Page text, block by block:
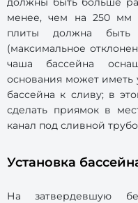
менее, чем на 250 мм
плиты должна быть
(максимальное
чаша бассейна
основания может иметь
бассейна к сливу; в
сделать приямок в
канал под сливной
Установка
На затвердевшую